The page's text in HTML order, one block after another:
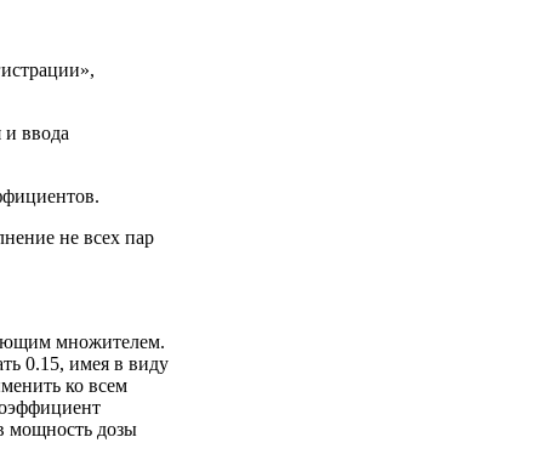
и ввода
не всех пар
множителем.
0.15, имея в виду
ко всем
мощность дозы